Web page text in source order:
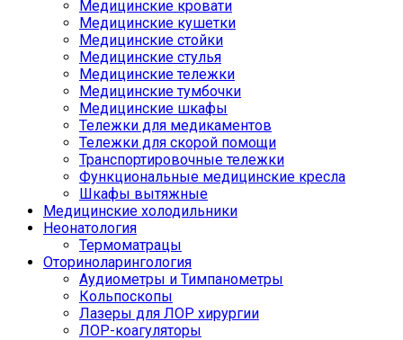
Медицинские кровати
Медицинские кушетки
Медицинские стойки
Медицинские стулья
Медицинские тележки
Медицинские тумбочки
Медицинские шкафы
Тележки для медикаментов
Тележки для скорой помощи
Транспортировочные тележки
Функциональные медицинские кресла
Шкафы вытяжные
Медицинские холодильники
Неонатология
Термоматрацы
Оториноларингология
Аудиометры и Тимпанометры
Кольпоскопы
Лазеры для ЛОР хирургии
ЛОР-коагуляторы